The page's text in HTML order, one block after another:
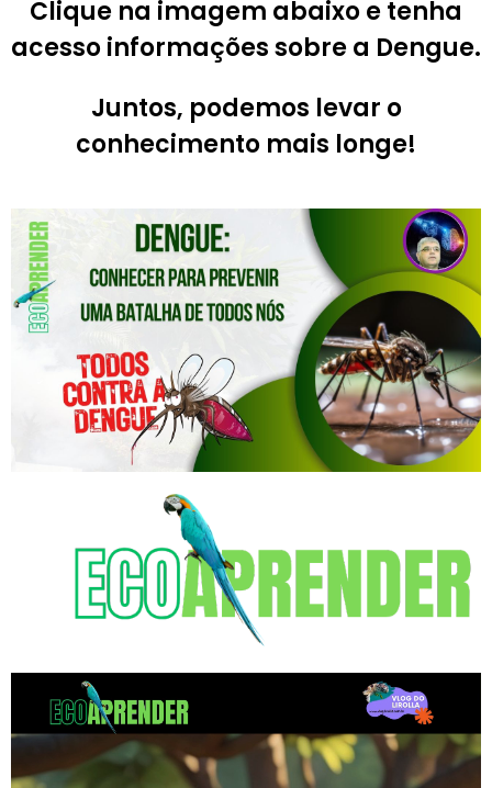
Clique na imagem abaixo e tenha
acesso informações sobre a Dengue.
Juntos, podemos levar o
conhecimento mais longe!